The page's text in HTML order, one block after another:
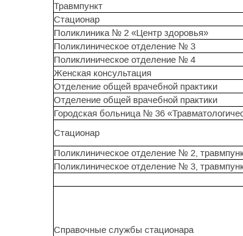
Травмпункт
Стационар
Поликлиника № 2 «Центр здоровья»
Поликлиническое отделение № 3
Поликлиническое отделение № 4
Женская консультация
Отделение общей врачебной практики
Отделение общей врачебной практики
Городская больница № 36
Стационар
Поликлиническое отделение № 2,
Поликлиническое отделение № 3,
Справочные службы стационара